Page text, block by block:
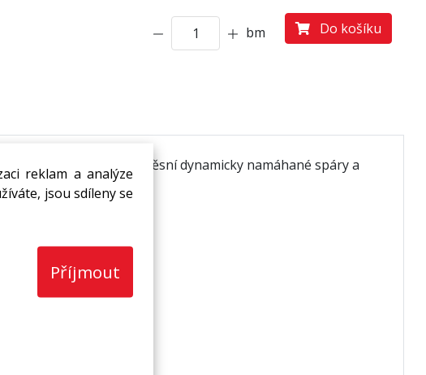
reklam a analýze
jsou sdíleny se
Příjmout
bm Do košíku
prasklin.
Dokonale utěsní dynamicky namáhané spáry a